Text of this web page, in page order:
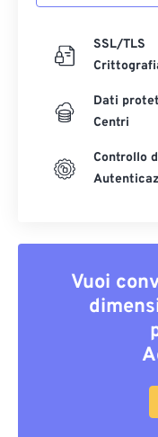
SSL/TLS
Dati
Centri
Controllo
Vuoi